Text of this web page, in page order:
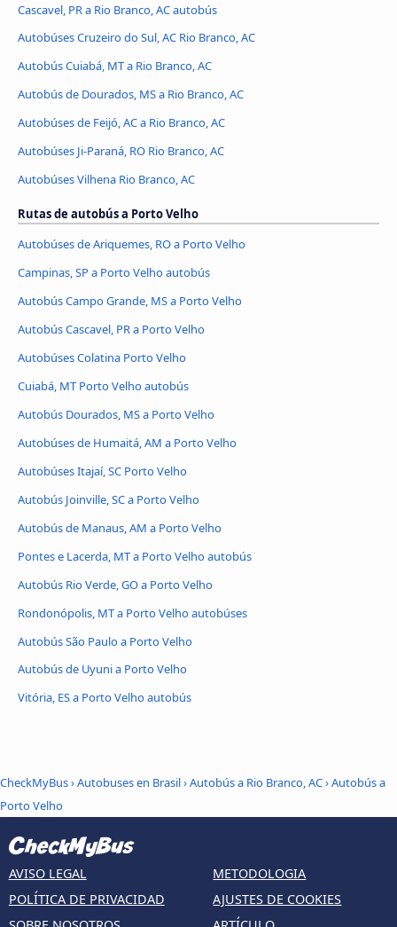
Cascavel, PR a Rio Branco, AC autobús
Autobúses Cruzeiro do Sul, AC Rio Branco, AC
Autobús Cuiabá, MT a Rio Branco, AC
Autobús de Dourados, MS a Rio Branco, AC
Autobúses de Feijó, AC a Rio Branco, AC
Autobúses Ji-Paraná, RO Rio Branco, AC
Autobúses Vilhena Rio Branco, AC
Rutas de autobús a Porto Velho
Autobúses de Ariquemes, RO a Porto Velho
Campinas, SP a Porto Velho autobús
Autobús Campo Grande, MS a Porto Velho
Autobús Cascavel, PR a Porto Velho
Autobúses Colatina Porto Velho
Cuiabá, MT Porto Velho autobús
Autobús Dourados, MS a Porto Velho
Autobúses de Humaitá, AM a Porto Velho
Autobúses Itajaí, SC Porto Velho
Autobús Joinville, SC a Porto Velho
Autobús de Manaus, AM a Porto Velho
Pontes e Lacerda, MT a Porto Velho autobús
Autobús Rio Verde, GO a Porto Velho
Rondonópolis, MT a Porto Velho autobúses
Autobús São Paulo a Porto Velho
Autobús de Uyuni a Porto Velho
Vitória, ES a Porto Velho autobús
CheckMyBus›Autobuses en Brasil›Autobús a Rio Branco, AC›Autobús a
Porto Velho
AVISO LEGAL
POLÍTICA DE PRIVACIDAD
METODOLOGIA
AJUSTES DE COOKIES